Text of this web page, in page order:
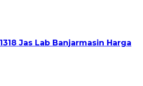
Jas Lab Banjarmasin Harga